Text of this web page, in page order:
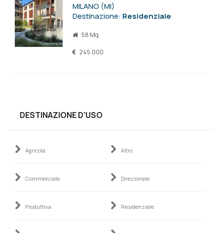
MILANO (MI)
Destinazione: Residenziale
58 Mq
245.000
DESTINAZIONE D'USO
Agricola Altro
Commerciale Direzionale
Produttiva Residenziale